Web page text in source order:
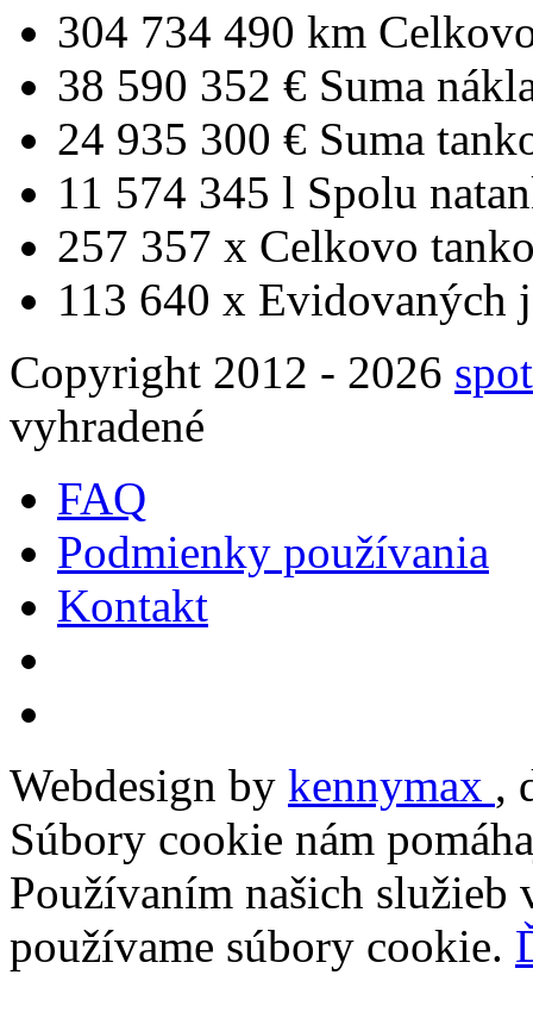
304 734 490 km
38 590 352 € Suma
24 935 300 € Suma
11 574 345 l Spolu
257 357 x Celkovo
113 640 x Evidovaných
Copyright 2012 - 2026
vyhradené
FAQ
Podmienky používania
Kontakt
Webdesign by kennymax ,
Súbory cookie nám
Používaním našich služieb
používame súbory cookie.